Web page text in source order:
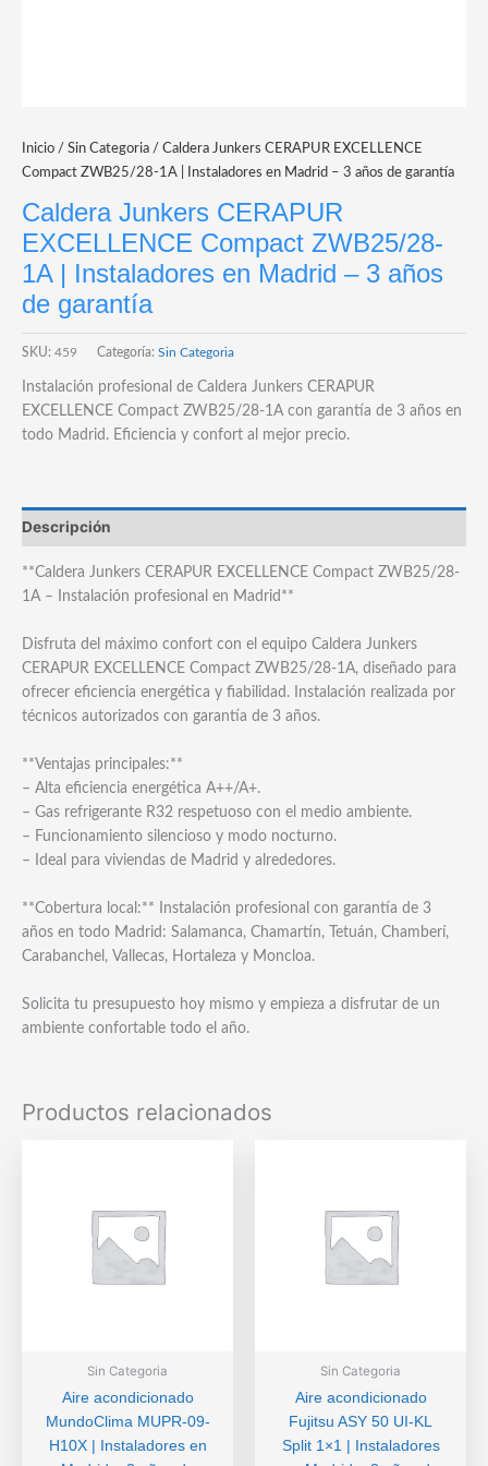
Inicio / Sin Categoria / Caldera Junkers CERAPUR EXCELLENCE
Compact ZWB25/28-1A | Instaladores en Madrid – 3 años de garantía
Caldera Junkers CERAPUR
EXCELLENCE Compact ZWB25/28-
1A | Instaladores en Madrid – 3 años
de garantía
SKU: 459 Categoría: Sin Categoria
Instalación profesional de Caldera Junkers CERAPUR
EXCELLENCE Compact ZWB25/28-1A con garantía de 3 años en
todo Madrid. Eficiencia y confort al mejor precio.
Descripción
**Caldera Junkers CERAPUR EXCELLENCE Compact ZWB25/28-
1A – Instalación profesional en Madrid**
Disfruta del máximo confort con el equipo Caldera Junkers
CERAPUR EXCELLENCE Compact ZWB25/28-1A, diseñado para
ofrecer eficiencia energética y fiabilidad. Instalación realizada por
técnicos autorizados con garantía de 3 años.
**Ventajas principales:**
– Alta eficiencia energética A++/A+.
– Gas refrigerante R32 respetuoso con el medio ambiente.
– Funcionamiento silencioso y modo nocturno.
– Ideal para viviendas de Madrid y alrededores.
**Cobertura local:** Instalación profesional con garantía de 3
años en todo Madrid: Salamanca, Chamartín, Tetuán, Chamberí,
Carabanchel, Vallecas, Hortaleza y Moncloa.
Solicita tu presupuesto hoy mismo y empieza a disfrutar de un
ambiente confortable todo el año.
Productos relacionados
Sin Categoria
Aire acondicionado
MundoClima MUPR-09-
H10X | Instaladores en
Sin Categoria
Aire acondicionado
Fujitsu ASY 50 UI-KL
Split 1×1 | Instaladores